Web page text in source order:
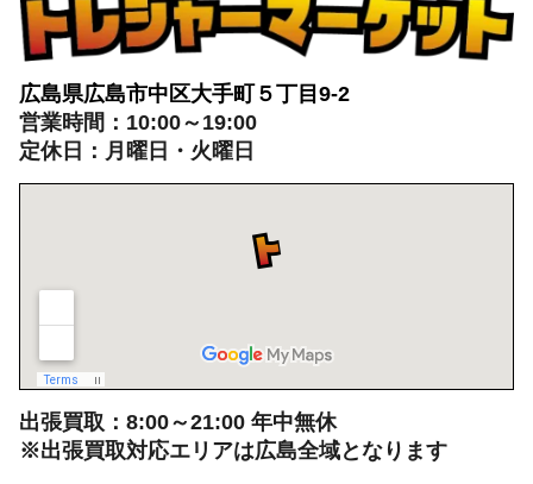
広島県広島市中区大手町５丁目9-2
営業時間：10:00～19:00
定休日：月曜日・火曜日
出張買取：8:00～21:00 年中無休
※出張買取対応エリアは広島全域となります